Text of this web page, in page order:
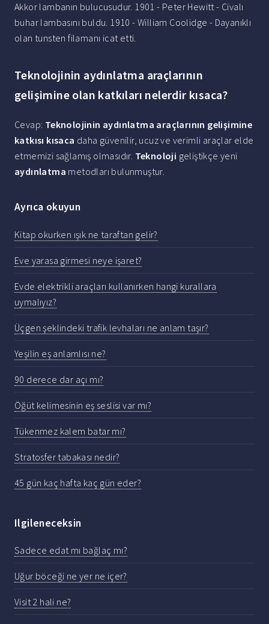
Akkor lambanın bulucusudur. 1901 - Peter Hewitt - Civalı
buhar lambasını buldu. 1910 - William Coolidge - Dayanıklı
olan tunsten filamanı icat etti.
Teknolojinin aydınlatma araçlarının
gelişimine olan katkıları nelerdir kısaca?
Cevap: Teknolojinin aydınlatma araçlarının gelişimine
katkısı kısaca daha güvenilir, ucuz ve verimli araçlar elde
etmemizi sağlamış olmasıdır. Teknoloji geliştikçe yeni
aydınlatma metodları bulunmuştur.
Ayrıca okuyun
Kitap okurken ışık ne taraftan gelir?
Eve yarasa girmesi neye işaret?
Evde elektrikli araçları kullanırken hangi kurallara
uymalıyız?
Üçgen şeklindeki trafik levhaları ne anlam taşır?
Yeşilin eş anlamlısı ne?
90 derece dar açı mı?
Öğüt kelimesinin eş seslisi var mı?
Tükenmez kalem batar mı?
Stratosfer tabakası nedir?
45 gün kaç hafta kaç gün eder?
Ilgileneceksin
Sadece edat mı bağlaç mı?
Uğur böceği ne yer ne içer?
Visit 2 hali ne?